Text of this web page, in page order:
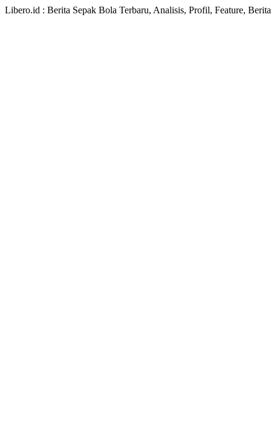
Libero.id : Berita Sepak Bola Terbaru, Analisis, Profil, Feature,